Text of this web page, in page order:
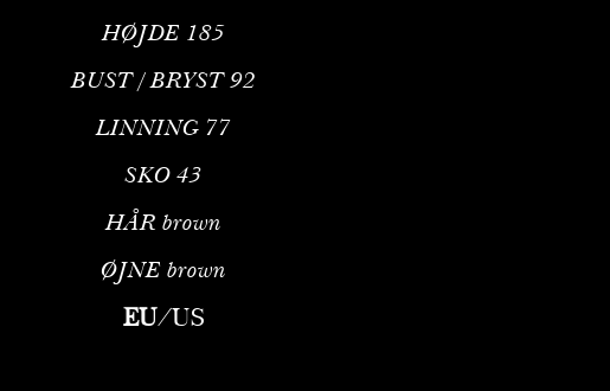
HØJDE 185
BUST / BRYST92
LINNING 77
SKO 43
HÅR brown
ØJNE brown
EU/US